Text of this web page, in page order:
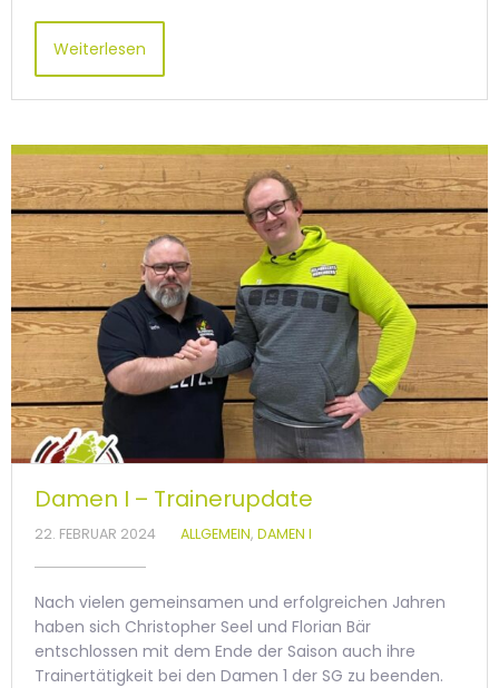
Weiterlesen
Damen I – Trainerupdate
22. FEBRUAR 2024 ALLGEMEIN, DAMEN I
Nach vielen gemeinsamen und erfolgreichen Jahren
haben sich Christopher Seel und Florian Bär
entschlossen mit dem Ende der Saison auch ihre
Trainertätigkeit bei den Damen 1 der SG zu beenden.